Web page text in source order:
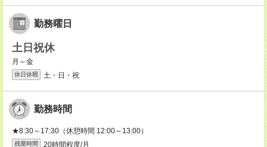
勤務曜日
土日祝休
月～金
休日休暇 土・日・祝
勤務時間
★8:30～17:30（休憩時間 12:00～13:00）
残業時間 20時間程度/月